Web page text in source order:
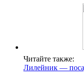
Читайте также:
Лилейник —